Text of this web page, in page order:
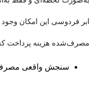
مصرف‌شده هزینه پرداخت
سنجش واقعی